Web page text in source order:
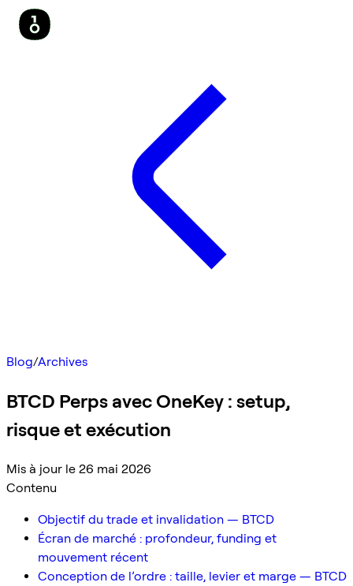
Blog/Archives
BTCD Perps avec OneKey : setup,
risque et exécution
Mis à jour le 26 mai 2026
Contenu
Objectif du trade et invalidation — BTCD
Écran de marché : profondeur, funding et
mouvement récent
Conception de l’ordre : taille, levier et marge — BTCD